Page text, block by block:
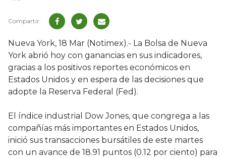
Nueva York, 18 Mar (Notimex).- La Bolsa de Nueva
York abrió hoy con ganancias en sus indicadores,
gracias a los positivos reportes económicos en
Estados Unidos y en espera de las decisiones que
adopte la Reserva Federal (Fed).
El índice industrial Dow Jones, que congrega a las
compañías más importantes en Estados Unidos,
inició sus transacciones bursátiles de este martes
con un avance de 18.91 puntos (0.12 por ciento) para